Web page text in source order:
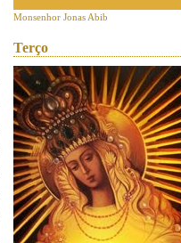
Monsenhor Jonas Abib
Terço